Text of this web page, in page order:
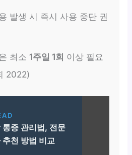
발생 시 즉시 사용 중단 권
최소 1주일 1회 이상 필요
2022)
통증 관리법, 전문
추천 방법 비교